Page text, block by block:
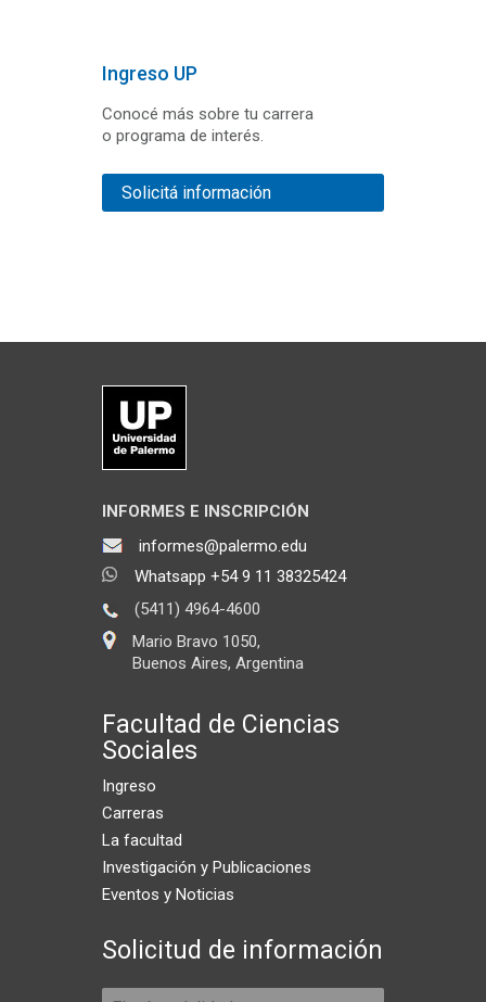
Ingreso UP
Conocé más sobre tu carrera
o programa de interés.
Solicitá información
INFORMES E INSCRIPCIÓN
informes@palermo.edu
Whatsapp +54 9 11 38325424
(5411) 4964-4600
Mario Bravo 1050,
Buenos Aires, Argentina
Facultad de Ciencias
Sociales
Ingreso
Carreras
La facultad
Investigación y Publicaciones
Eventos y Noticias
Solicitud de información